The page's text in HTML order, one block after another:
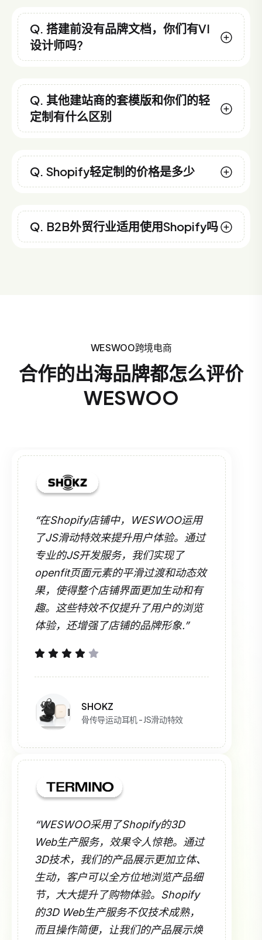
Q. 搭建前没有品牌文档，你们有VI
设计师吗?
Q. 其他建站商的套模版和你们的轻
定制有什么区别
Q. Shopify轻定制的价格是多少
Q. B2B外贸行业适用使用Shopify吗
WESWOO跨境电商
合作的出海品牌都怎么评价
WESWOO
“在Shopify店铺中，WESWOO运用
了JS滑动特效来提升用户体验。通过
专业的JS开发服务，我们实现了
openfit页面元素的平滑过渡和动态效
果，使得整个店铺界面更加生动和有
趣。这些特效不仅提升了用户的浏览
体验，还增强了店铺的品牌形象.”
SHOKZ
骨传导运动耳机 - JS滑动特效
“WESWOO采用了Shopify的3D
Web生产服务，效果令人惊艳。通过
3D技术，我们的产品展示更加立体、
生动，客户可以全方位地浏览产品细
节，大大提升了购物体验。Shopify
的3D Web生产服务不仅技术成熟，
而且操作简便，让我们的产品展示焕